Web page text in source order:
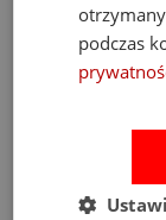
podczas